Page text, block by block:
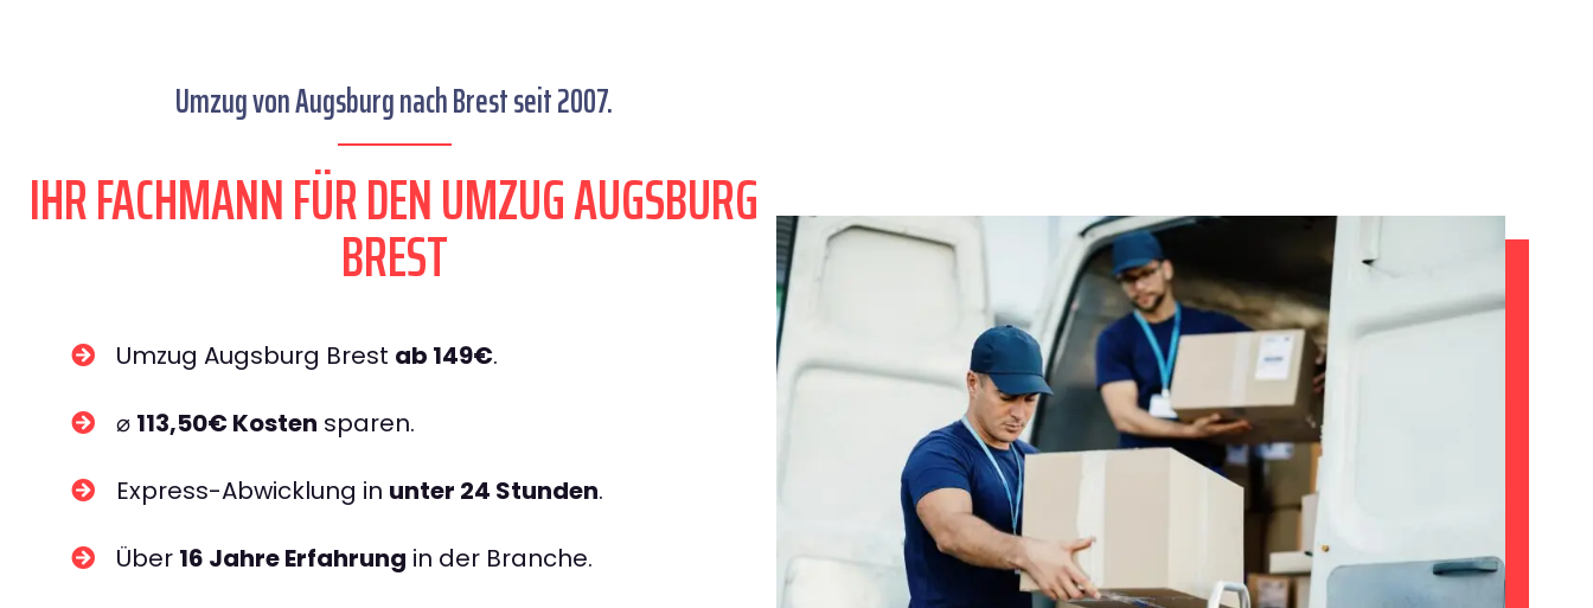
Umzug von Augsburg nach Brest seit 2007.
IHR FACHMANN FÜR DEN UMZUG AUGSBURG
BREST
Umzug Augsburg Brest ab 149€.
⌀ 113,50€ Kosten sparen.
Express-Abwicklung in unter 24 Stunden.
Über 16 Jahre Erfahrung in der Branche.